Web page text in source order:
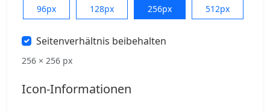
96px 128px 256px 512px
Seitenverhältnis beibehalten
256 × 256 px
Icon-Informationen